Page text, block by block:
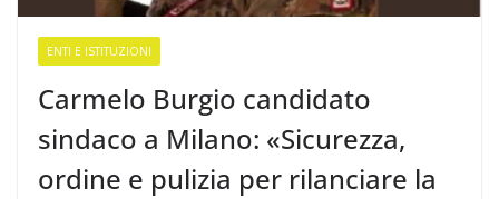
ENTI E ISTITUZIONI
Carmelo Burgio candidato
sindaco a Milano: «Sicurezza,
ordine e pulizia per rilanciare la